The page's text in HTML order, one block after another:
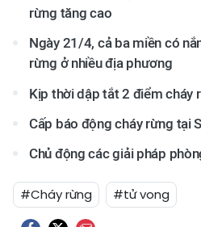
rừng tăng cao
Ngày 21/4, cả ba miền có
rừng ở nhiều địa phương
Kịp thời dập tắt 2 điểm cháy
Cấp báo động cháy rừng tại
Chủ động các giải pháp
#Cháy rừng #tử vong